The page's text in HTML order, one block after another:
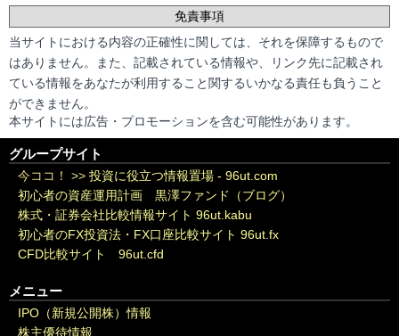
免責事項
当サイトにおける内容の正確性に関しては、それを保障するもので
はありません。また、記載されている情報や、リンク先に記載され
ている情報をあなたが利用すること関するいかなる責任も負うこと
ができません。
本サイトには広告・プロモーションを含む可能性があります。
グループサイト
今ココ！ >> 投資に役立つ情報置場 - 96ut.com
初心者の資産運用計画 黒澤ファンド（ブログ）
株式・証券会社比較情報サイト 96ut.kabu
初心者のFX投資法・FX口座比較サイト 96ut.fx
CFD比較サイト 96ut.cfd
メニュー
IPO（新規公開株）情報
株主優待情報